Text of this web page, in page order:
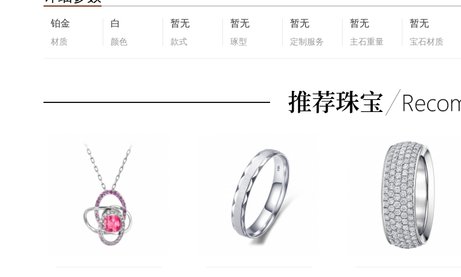
铂金
材质
白
颜色
暂无
款式
暂无
琢型
暂无
定制服务
暂无
主石重量
暂无
宝石材质